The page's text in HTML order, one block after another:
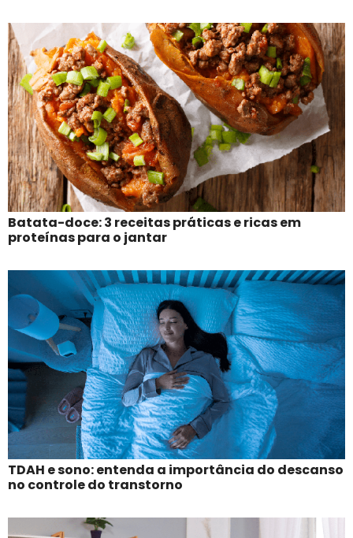
Batata-doce: 3 receitas práticas e ricas em
proteínas para o jantar
TDAH e sono: entenda a importância do descanso
no controle do transtorno